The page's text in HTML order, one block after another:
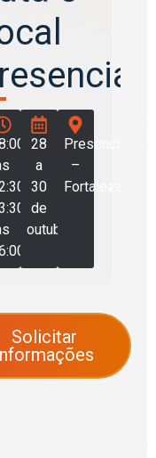
28
a
30
de
outubro
Presencial
–
Fortaleza/CE
Solicitar